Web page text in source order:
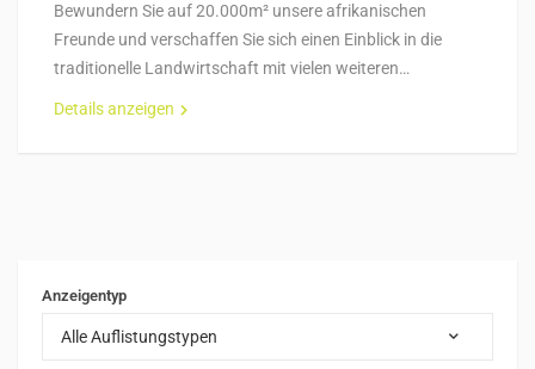
Bewundern Sie auf 20.000m² unsere afrikanischen
Freunde und verschaffen Sie sich einen Einblick in die
traditionelle Landwirtschaft mit vielen weiteren…
Details anzeigen
Anzeigentyp
Alle Auflistungstypen